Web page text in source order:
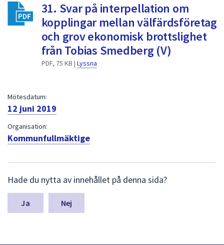
för
att
välja
något
av
31. Svar på interpellation om
kopplingar mellan välfärdsföretag
och grov ekonomisk brottslighet
från Tobias Smedberg (V)
PDF, 75 KB | Lyssna
Mötesdatum:
12 juni 2019
Organisation:
Kommunfullmäktige
ä
m
a
Hade du nytta av innehållet på denna sida?
Nej